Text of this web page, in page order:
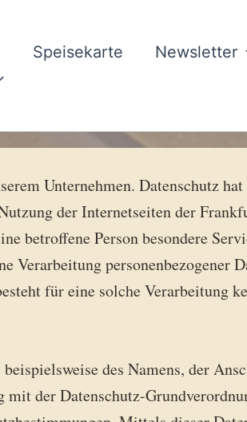
Speisekarte Newsletter
Unternehmen. Datenschutz
der Internetseiten der
betroffene Person besondere
Verarbeitung personenbezogener
für eine solche Verarbeitung
des Namens, der
mit der Datenschutz-